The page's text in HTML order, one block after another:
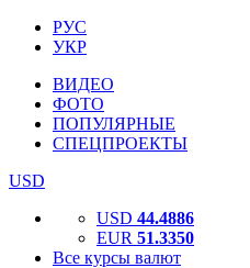
РУС
УКР
ВИДЕО
ФОТО
ПОПУЛЯРНЫЕ
СПЕЦПРОЕКТЫ
USD
USD 44.4886
EUR 51.3350
Все курсы валют